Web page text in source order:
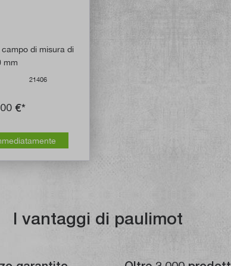
di misura di
mm
21406
€*
I vantaggi di paulimot